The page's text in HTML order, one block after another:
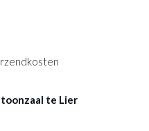
te Lier